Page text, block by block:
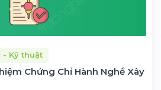
- Kỹ thuật
Chứng Chỉ Hành Nghề Xây